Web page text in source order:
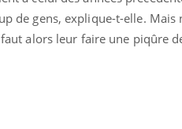
de gens, explique-t-elle. Mais
alors leur faire une piqûre